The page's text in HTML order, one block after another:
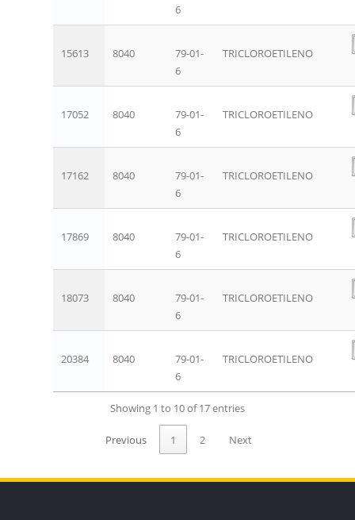
6
15613 8040
79-01-
6
TRICLOROETILENO
17052 8040
79-01-
6
TRICLOROETILENO
17162 8040
79-01-
6
TRICLOROETILENO
17869 8040
79-01-
6
TRICLOROETILENO
18073 8040
79-01-
6
TRICLOROETILENO
20384 8040
79-01-
6
TRICLOROETILENO
Showing 1 to 10 of 17 entries
Previous 1 2 Next